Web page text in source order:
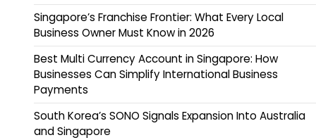
Singapore’s Franchise Frontier: What Every Local
Business Owner Must Know in 2026
Best Multi Currency Account in Singapore: How
Businesses Can Simplify International Business
Payments
South Korea’s SONO Signals Expansion Into Australia
and Singapore